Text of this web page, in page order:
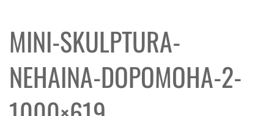
MINI-SKULPTURA-
NEHAINA-DOPOMOHA-2-